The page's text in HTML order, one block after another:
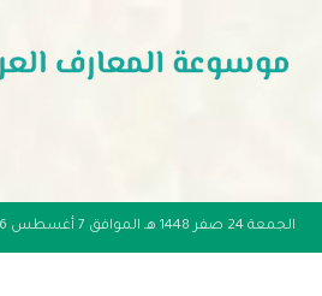
الجمعة 24 صفر 1448 هـ الموافق 7 أغسطس 2026 مـ